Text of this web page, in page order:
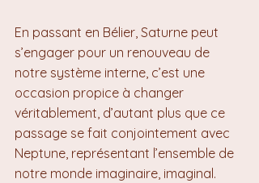
En passant en Bélier, Saturne peut
s’engager pour un renouveau de
notre système interne, c’est une
occasion propice à changer
véritablement, d’autant plus que ce
passage se fait conjointement avec
Neptune, représentant l’ensemble de
notre monde imaginaire, imaginal.